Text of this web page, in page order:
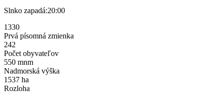
Slnko zapadá:20:00
1330
Prvá písomná zmienka
242
Počet obyvateľov
550 mnm
Nadmorská výška
1537 ha
Rozloha